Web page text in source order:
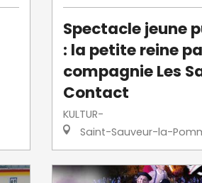
Spectacle jeune
: la petite reine
compagnie Les
Contact
KULTUR-
Saint-Sauveur-la-